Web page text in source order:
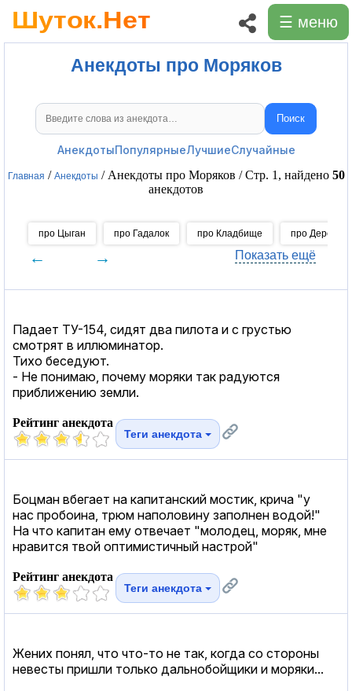
☰ меню
Анекдоты про Моряков
Поиск анекдотов Поиск
АнекдотыПопулярныеЛучшиеСлучайные
Главная / Анекдоты / Анекдоты про Моряков / Стр. 1, найдено 50
анекдотов
про Цыган про Гадалок про Кладбище про Деревню
← → Показать ещё
Падает ТУ-154, сидят два пилота и с грустью
смотрят в иллюминатор.
Тихо беседуют.
- Не понимаю, почему моряки так радуются
приближению земли.
Рейтинг анекдота
Теги анекдота
Боцман вбегает на капитанский мостик, крича "у
нас пробоина, трюм наполовину заполнен водой!"
На что капитан ему отвечает "молодец, моряк, мне
нравится твой оптимистичный настрой"
Рейтинг анекдота
Теги анекдота
Жених понял, что что-то не так, когда со стороны
невесты пришли только дальнобойщики и моряки...